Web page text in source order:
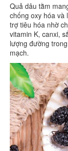
Quả dâu tằm
chống oxy hóa và
trợ tiêu hóa nhờ
vitamin K, canxi,
lượng đường
mạch.